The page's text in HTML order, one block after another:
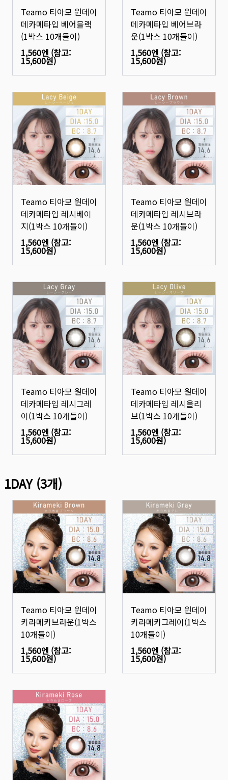
Teamo 티아모 원데이
데카메타입 베어블랙
(1박스 10개들이)
1,560엔 (참고:
15,600원)
Teamo 티아모 원데이
데카메타입 베어브라
운(1박스 10개들이)
1,560엔 (참고:
15,600원)
Teamo 티아모 원데이
데카메타입 레시베이
지(1박스 10개들이)
1,560엔 (참고:
15,600원)
Teamo 티아모 원데이
데카메타입 레시브라
운(1박스 10개들이)
1,560엔 (참고:
15,600원)
Teamo 티아모 원데이
데카메타입 레시그레
이(1박스 10개들이)
1,560엔 (참고:
15,600원)
Teamo 티아모 원데이
데카메타입 레시올리
브(1박스 10개들이)
1,560엔 (참고:
15,600원)
1DAY(3개)
Teamo 티아모 원데이
키라메키브라운(1박스
10개들이)
1,560엔 (참고:
15,600원)
Teamo 티아모 원데이
키라메키그레이(1박스
10개들이)
1,560엔 (참고:
15,600원)